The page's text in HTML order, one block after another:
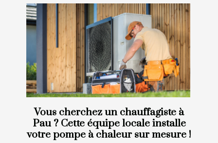
Vous cherchez un chauffagiste à
Pau ? Cette équipe locale installe
votre pompe à chaleur sur mesure !